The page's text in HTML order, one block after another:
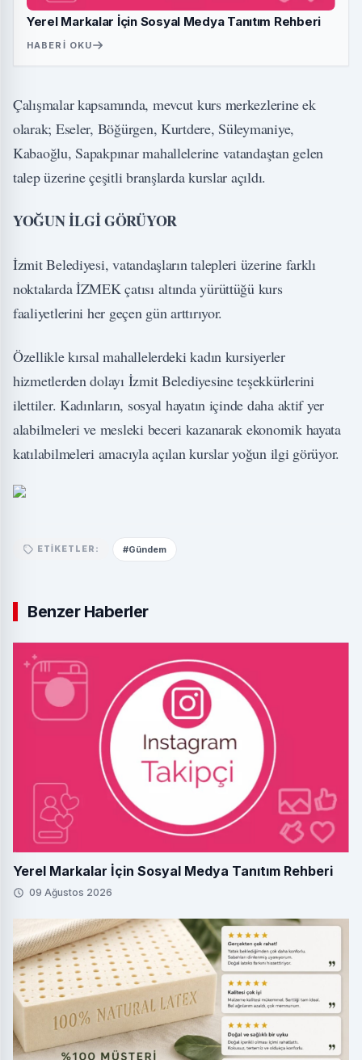
Yerel Markalar İçin Sosyal Medya Tanıtım Rehberi
HABERI OKU
Çalışmalar kapsamında, mevcut kurs merkezlerine ek
olarak; Eseler, Böğürgen, Kurtdere, Süleymaniye,
Kabaoğlu, Sapakpınar mahallelerine vatandaştan gelen
talep üzerine çeşitli branşlarda kurslar açıldı.
YOĞUN İLGİ GÖRÜYOR
İzmit Belediyesi, vatandaşların talepleri üzerine farklı
noktalarda İZMEK çatısı altında yürüttüğü kurs
faaliyetlerini her geçen gün arttırıyor.
Özellikle kırsal mahallelerdeki kadın kursiyerler
hizmetlerden dolayı İzmit Belediyesine teşekkürlerini
ilettiler. Kadınların, sosyal hayatın içinde daha aktif yer
alabilmeleri ve mesleki beceri kazanarak ekonomik hayata
katılabilmeleri amacıyla açılan kurslar yoğun ilgi görüyor.
ETIKETLER: #Gündem
Benzer Haberler
Yerel Markalar İçin Sosyal Medya Tanıtım Rehberi
09 Ağustos 2026